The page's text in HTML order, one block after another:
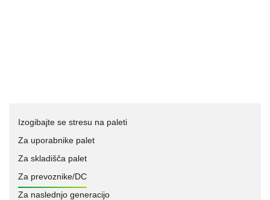
Izogibajte se stresu na paleti
Za uporabnike palet
Za skladišča palet
Za prevoznike/DC
Za naslednjo generacijo